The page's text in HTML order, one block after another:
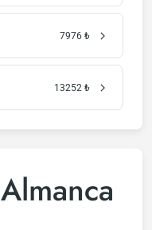
7976 ₺
13252 ₺
Almanca